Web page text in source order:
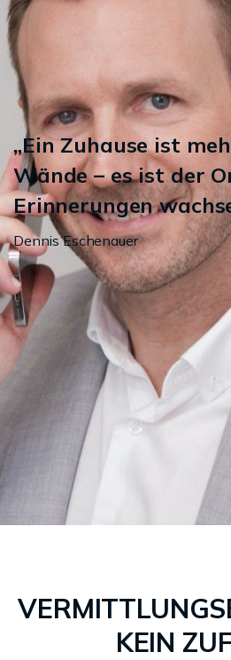
„Ein Zuhause ist
Wände – es ist der
Erinnerungen
Dennis Eschenauer
KEIN